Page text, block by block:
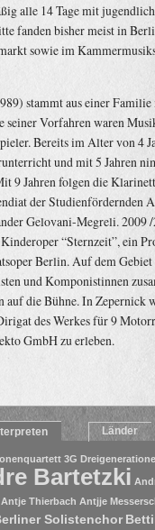
alle 14 Tage mit
fanden bisher meist in
sowie im
stammt aus einer
Vorfahren waren
Bereits im Alter von 4
und mit 5 Jahren
9 Jahren folgen die
der Studienfördernden
Gelovani-Megreli. 2009
“Sternzeit”, ein
Berlin. Auf dem
und Komponistinnen
die Bühne. In Zepernick
des Werkes für 9
GmbH zu erleben.
Länder
3G
Bartetzki
Antje Thierbach Antjje
Solistenchor